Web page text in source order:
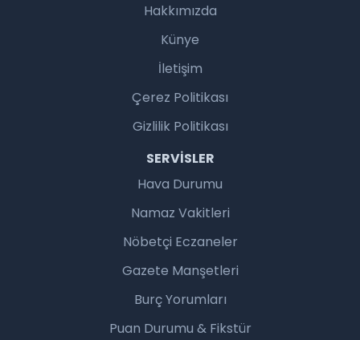
Hakkımızda
Künye
İletişim
Çerez Politikası
Gizlilik Politikası
SERVISLER
Hava Durumu
Namaz Vakitleri
Nöbetçi Eczaneler
Gazete Manşetleri
Burç Yorumları
Puan Durumu & Fikstür